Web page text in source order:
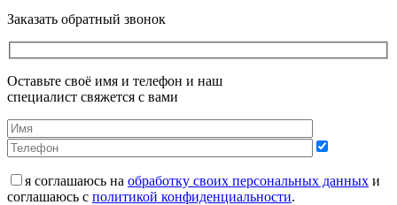
Заказать обратный звонок
Оставьте своё имя и телефон и наш
специалист свяжется с вами
я соглашаюсь на обработку своих персональных данных и
соглашаюсь с политикой конфиденциальности.